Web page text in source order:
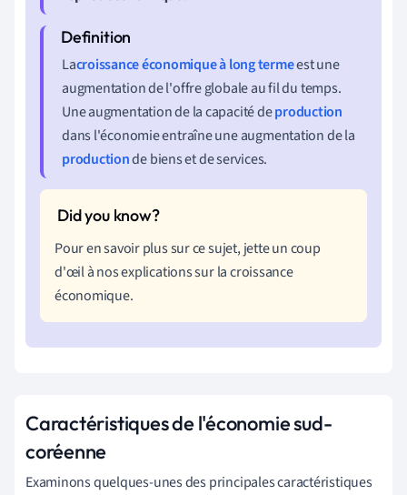
Lacroissance économique à long termeest une
augmentation de l'offre globale au fil du temps.
Une augmentation de la capacité deproduction
dans l'économie entraîne une augmentation de la
productionde biens et de services.
Pour en savoir plus sur ce sujet, jette un coup
d'œil à nos explications sur la croissance
économique.
Caractéristiques de l'économie sud-
coréenne
Examinons quelques-unes des principales caractéristiques